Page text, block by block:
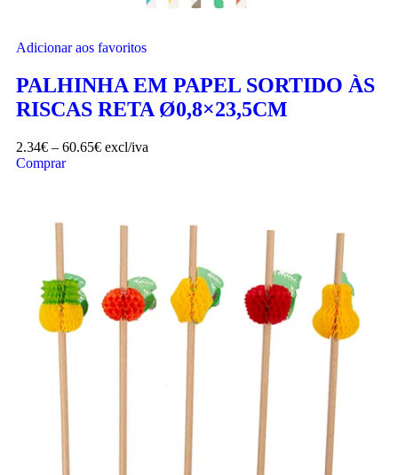
Adicionar aos favoritos
PALHINHA EM PAPEL SORTIDO ÀS
RISCAS RETA Ø0,8×23,5CM
2.34€ – 60.65€ excl/iva
Comprar